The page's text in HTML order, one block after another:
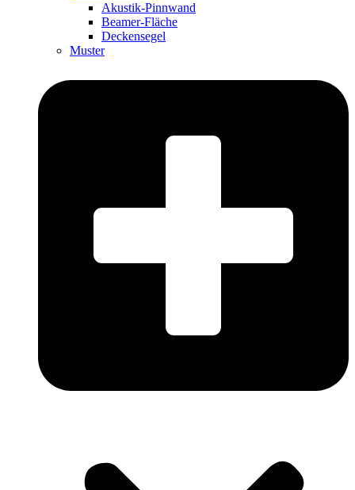
Akustik-Pinnwand
Beamer-Fläche
Deckensegel
Muster